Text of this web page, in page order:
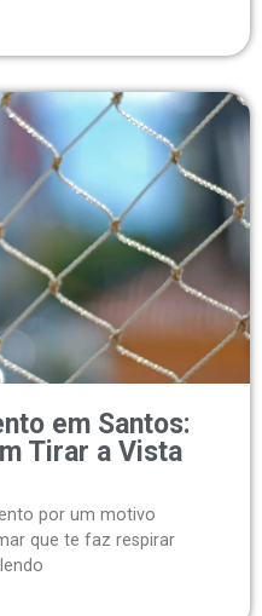
em Santos:
Tirar a Vista
por um motivo
que te faz respirar